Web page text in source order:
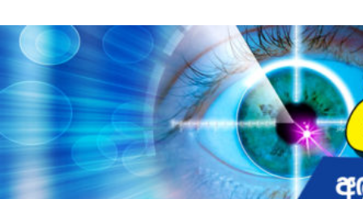
to
contentvinivida.lk